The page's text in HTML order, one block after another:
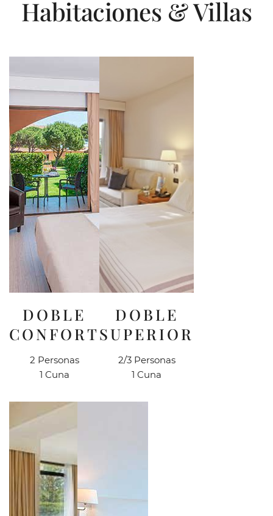
Habitaciones & Villas
DOBLE
CONFORT
2 Personas
1 Cuna
DOBLE
SUPERIOR
2/3 Personas
1 Cuna